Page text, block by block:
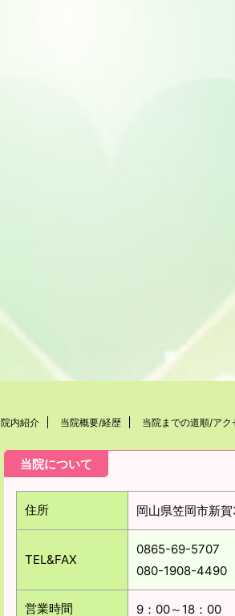
院内紹介 当院概要/経歴 当院までの道順/アク
当院について
住所 岡山県笠岡市新
TEL&FAX
0865-69-5707
080-1908-4490
営業時間 9：00～18：00